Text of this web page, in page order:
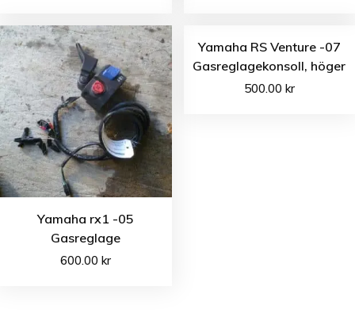
Yamaha rx1 -05
Gasreglage
600.00kr
Yamaha RS Venture -07
Gasreglagekonsoll, höger
500.00 kr